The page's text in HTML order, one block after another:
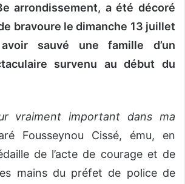
arrondissement, a été décoré
bravoure le dimanche 13 juillet
sauvé une famille d’un
survenu au début du
vraiment important dans ma
Fousseynou Cissé, ému, en
de l’acte de courage et de
mains du préfet de police de